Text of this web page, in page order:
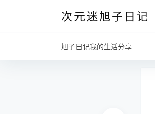
次元迷旭子日记
旭子日记我的生活分享